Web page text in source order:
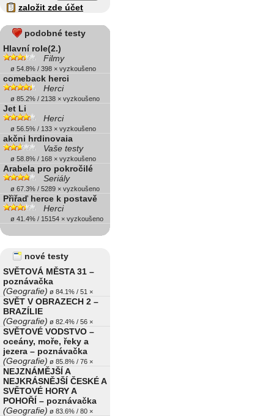
založit zde účet
podobné testy
Hlavní role(2.)
Filmy
ø 54.8% / 398 × vyzkoušeno
comeback herci
Herci
ø 85.2% / 2138 × vyzkoušeno
Jet Li
Herci
ø 56.5% / 133 × vyzkoušeno
akčni hrdinovaia
Vaše testy
ø 58.8% / 168 × vyzkoušeno
Arabela pro pokročilé
Seriály
ø 67.3% / 5289 × vyzkoušeno
Přiřaď herce k postavě
Herci
ø 41.4% / 15154 × vyzkoušeno
nové testy
SVĚTOVÁ MĚSTA 31 –
poznávačka
(Geografie) ø 84.1% / 51 ×
SVĚT V OBRAZECH 2 –
BRAZÍLIE
(Geografie) ø 82.4% / 56 ×
SVĚTOVÉ VODSTVO –
oceány, moře, řeky a
jezera – poznávačka
(Geografie) ø 85.8% / 76 ×
NEJZNÁMĚJŠÍ A
NEJKRÁSNĚJŠÍ ČESKÉ A
SVĚTOVÉ HORY A
POHOŘÍ – poznávačka
(Geografie) ø 83.6% / 80 ×